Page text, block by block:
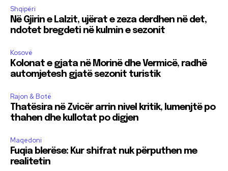
Shqipëri
Në Gjirin e Lalzit, ujërat e zeza derdhen në det,
ndotet bregdeti në kulmin e sezonit
Kosovë
Kolonat e gjata në Morinë dhe Vermicë, radhë
automjetesh gjatë sezonit turistik
Rajon & Botë
Thatësira në Zvicër arrin nivel kritik, lumenjtë po
thahen dhe kullotat po digjen
Maqedoni
Fuqia blerëse: Kur shifrat nuk përputhen me
realitetin